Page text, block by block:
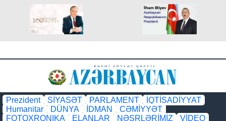
Prezident SİYASƏT PARLAMENT
İQTİSADİYYAT
Humanitar
DÜNYA İDMAN
CƏMİYYƏT
FOTOXRONIKA
ELANLAR NƏŞRLƏRİMİZ VİDEO